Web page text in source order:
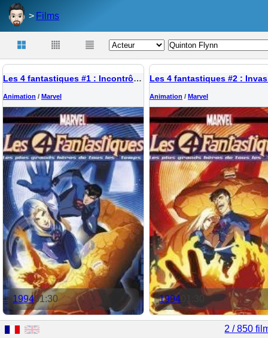
Films
Les 4 fantastiques #1 : Incontrôlables
Animation / Marvel
199401:30
Animation / Marvel
1994
2 / 850